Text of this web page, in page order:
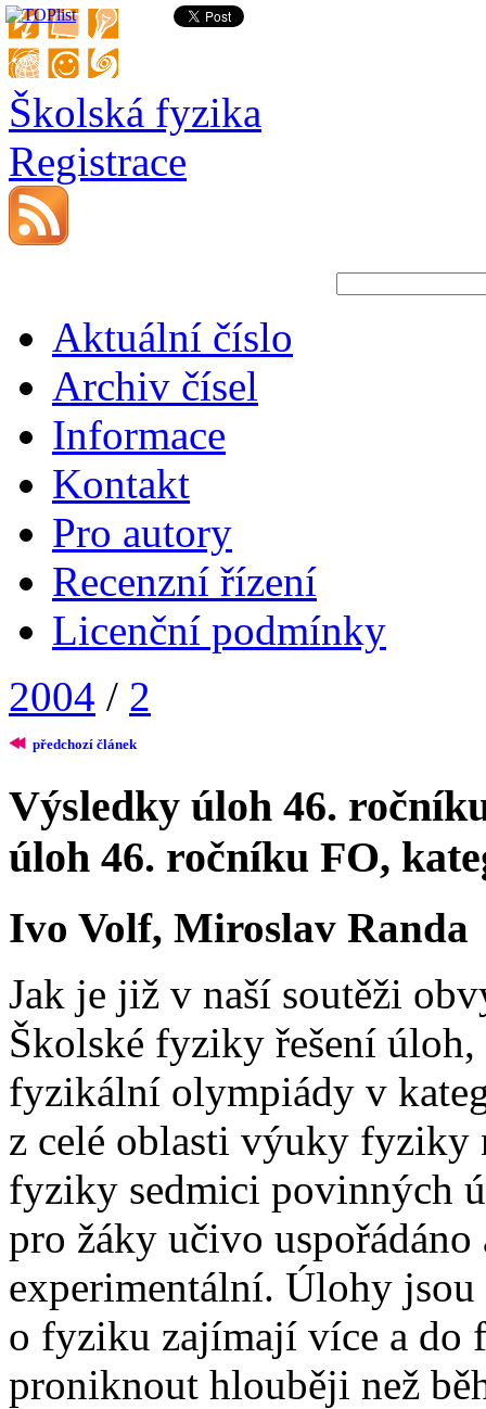
Školská fyzika
Registrace
Aktuální číslo
Archiv čísel
Informace
Kontakt
Pro autory
Recenzní řízení
Licenční podmínky
2004 / 2
předchozí článek
Výsledky úloh 46.
úloh 46. ročníku FO,
Ivo Volf, Miroslav Randa
Jak je již v naší soutěži
Školské fyziky řešení
fyzikální olympiády v
z celé oblasti výuky fyziky
fyziky sedmici povinných
pro žáky učivo
experimentální. Úlohy
o fyziku zajímají více a
proniknout hlouběji než